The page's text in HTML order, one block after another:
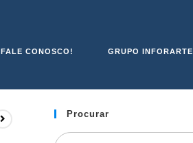
FALE CONOSCO! GRUPO INFORARTE
Procurar